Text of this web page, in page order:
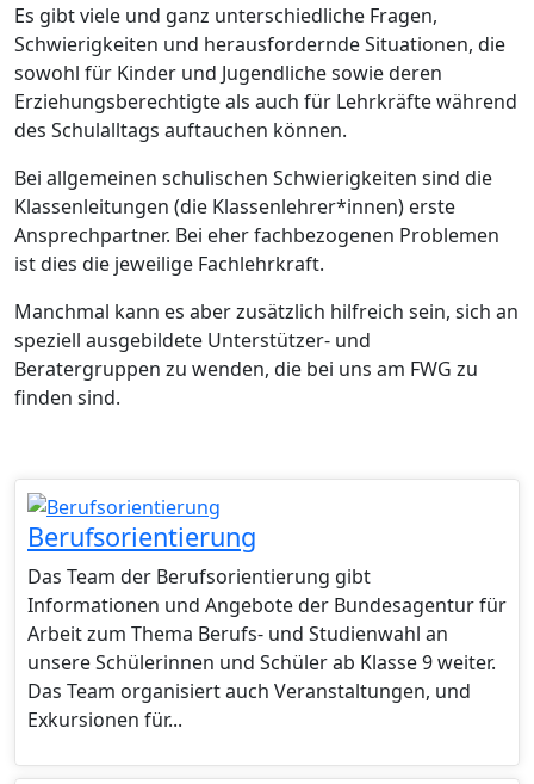
Es gibt viele und ganz unterschiedliche Fragen,
Schwierigkeiten und herausfordernde Situationen, die
sowohl für Kinder und Jugendliche sowie deren
Erziehungsberechtigte als auch für Lehrkräfte während
des Schulalltags auftauchen können.
Bei allgemeinen schulischen Schwierigkeiten sind die
Klassenleitungen (die Klassenlehrer*innen) erste
Ansprechpartner. Bei eher fachbezogenen Problemen
ist dies die jeweilige Fachlehrkraft.
Manchmal kann es aber zusätzlich hilfreich sein, sich an
speziell ausgebildete Unterstützer- und
Beratergruppen zu wenden, die bei uns am FWG zu
finden sind.
Berufsorientierung
Das Team der Berufsorientierung gibt
Informationen und Angebote der Bundesagentur für
Arbeit zum Thema Berufs- und Studienwahl an
unsere Schülerinnen und Schüler ab Klasse 9 weiter.
Das Team organisiert auch Veranstaltungen, und
Exkursionen für...